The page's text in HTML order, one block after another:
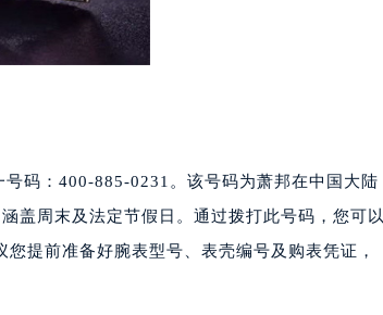
层17-B（需提前预约）
约）
）
室（需提前预约）
室（需提前预约）
预约）
码：400-885-0231。该号码为萧邦在中国大陆
盖周末及法定节假日。通过拨打此号码，您可以
提前准备好腕表型号、表壳编号及购表凭证，